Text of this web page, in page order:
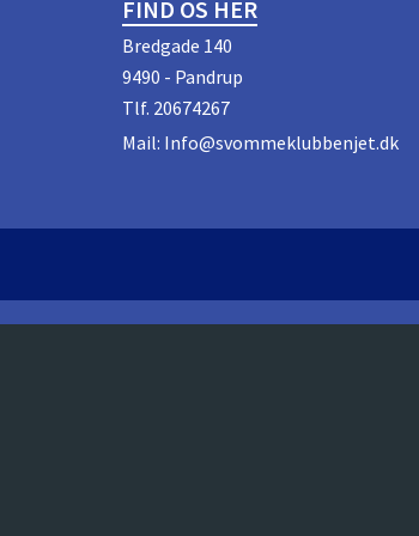
FIND OS HER
Bredgade 140
9490 - Pandrup
Tlf. 20674267
Mail: Info@svommeklubbenjet.dk